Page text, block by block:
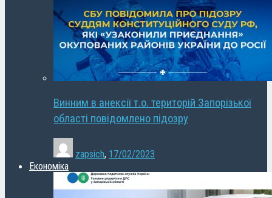
Винним в анексії т.о. територій Запорізької
області повідомлено підозру
zapsich, 17/02/2023
Економіка